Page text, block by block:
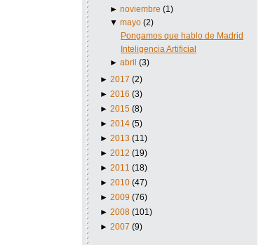
►noviembre(1)
▼mayo(2)
Pongamos que hablo de Madrid
Inteligencia Artificial
►abril(3)
► 2017 (2)
► 2016 (3)
► 2015 (8)
► 2014 (5)
► 2013 (11)
► 2012 (19)
► 2011 (18)
► 2010 (47)
► 2009 (76)
► 2008 (101)
► 2007 (9)